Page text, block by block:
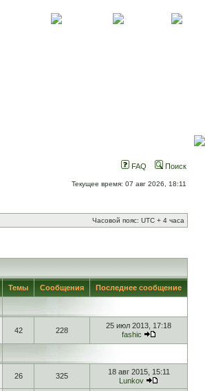
FAQ Поиск
Текущее время: 07 авг 2026, 18:11
Часовой пояс: UTC + 4 часа
Темы Сообщения Последнее сообщение
42 228
25 июл 2013, 17:18
fashic
26 325
18 авг 2015, 15:11
Lunkov